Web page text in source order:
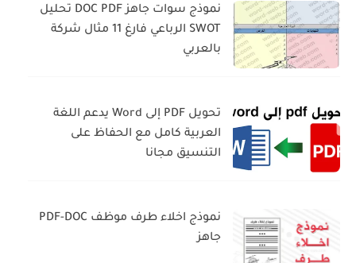
نموذج سوات جاهز DOC PDF تحليل
SWOT الرباعي فارغ 11 مثال شركة
بالعربي
تحويل PDF إلى Word يدعم اللغة
العربية كامل مع الحفاظ على
التنسيق مجانا
نموذج اخلاء طرف موظف PDF-DOC
جاهز